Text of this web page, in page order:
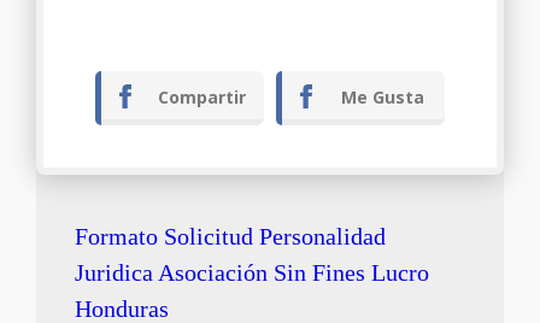
Compartir Me Gusta
Formato Solicitud Personalidad
Juridica Asociación Sin Fines Lucro
Honduras